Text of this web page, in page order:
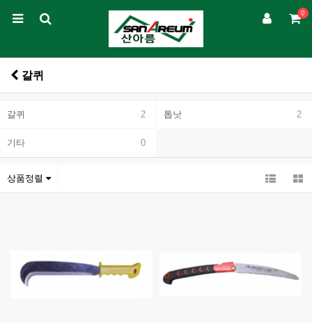
0
갈퀴
갈퀴 2 톱낫 2
기타 0
상품정렬